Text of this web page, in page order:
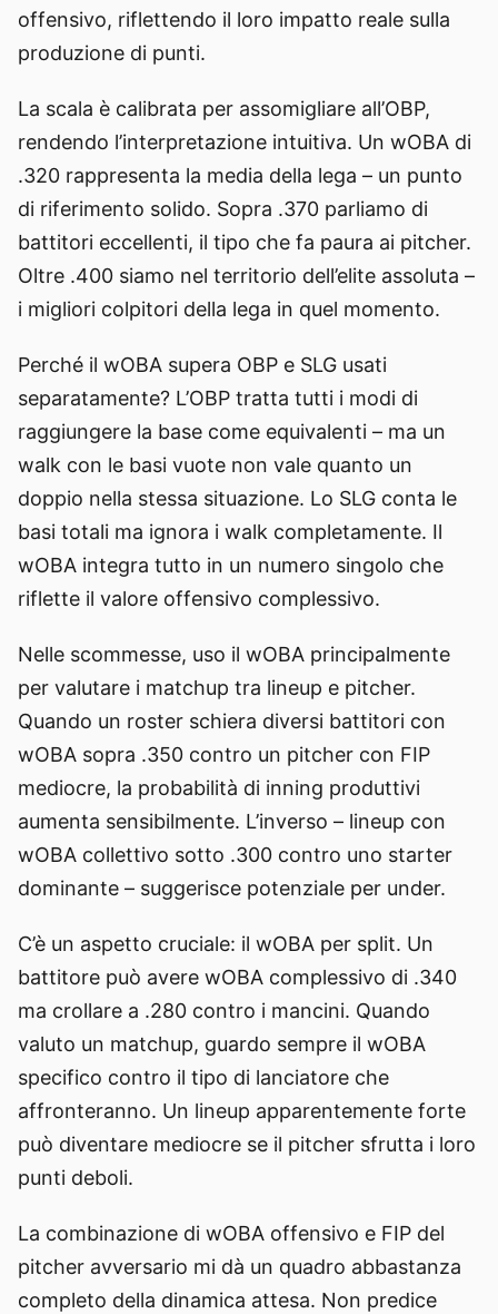
offensivo, riflettendo il loro impatto reale sulla
produzione di punti.
La scala è calibrata per assomigliare all’OBP,
rendendo l’interpretazione intuitiva. Un wOBA di
.320 rappresenta la media della lega – un punto
di riferimento solido. Sopra .370 parliamo di
battitori eccellenti, il tipo che fa paura ai pitcher.
Oltre .400 siamo nel territorio dell’elite assoluta –
i migliori colpitori della lega in quel momento.
Perché il wOBA supera OBP e SLG usati
separatamente? L’OBP tratta tutti i modi di
raggiungere la base come equivalenti – ma un
walk con le basi vuote non vale quanto un
doppio nella stessa situazione. Lo SLG conta le
basi totali ma ignora i walk completamente. Il
wOBA integra tutto in un numero singolo che
riflette il valore offensivo complessivo.
Nelle scommesse, uso il wOBA principalmente
per valutare i matchup tra lineup e pitcher.
Quando un roster schiera diversi battitori con
wOBA sopra .350 contro un pitcher con FIP
mediocre, la probabilità di inning produttivi
aumenta sensibilmente. L’inverso – lineup con
wOBA collettivo sotto .300 contro uno starter
dominante – suggerisce potenziale per under.
C’è un aspetto cruciale: il wOBA per split. Un
battitore può avere wOBA complessivo di .340
ma crollare a .280 contro i mancini. Quando
valuto un matchup, guardo sempre il wOBA
specifico contro il tipo di lanciatore che
affronteranno. Un lineup apparentemente forte
può diventare mediocre se il pitcher sfrutta i loro
punti deboli.
La combinazione di wOBA offensivo e FIP del
pitcher avversario mi dà un quadro abbastanza
completo della dinamica attesa. Non predice